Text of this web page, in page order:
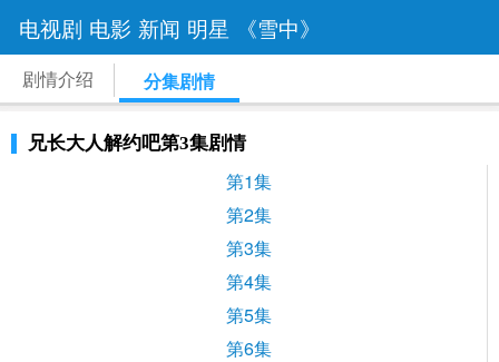
电视剧 电影 新闻 明星 《雪中》
剧情介绍 分集剧情
兄长大人解约吧第3集剧情
第1集
第2集
第3集
第4集
第5集
第6集